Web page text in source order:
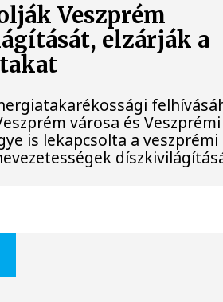
Veszprém
elzárják a
városa és Veszprémi
is lekapcsolta a veszprémi